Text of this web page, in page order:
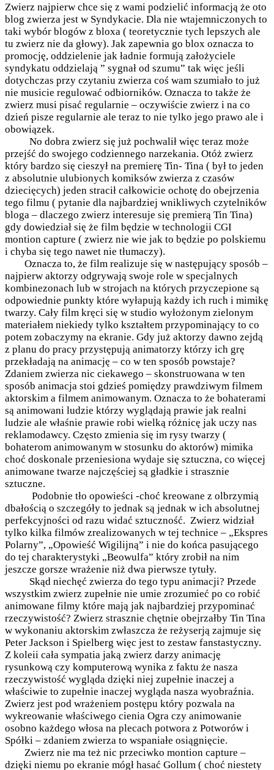
Zwierz najpierw chce się z wami podzielić informacją że oto
blog zwierza jest w Syndykacie. Dla nie wtajemniczonych to
taki wybór blogów z bloxa ( teoretycznie tych lepszych ale
tu zwierz nie da głowy). Jak zapewnia go blox oznacza to
promocję, oddzielenie jak ładnie formują założyciele
syndykatu oddzielają ” sygnał od szumu” tak więc jeśli
dotychczas przy czytaniu zwierza coś wam szumiało to już
nie musicie regulować odbiorników. Oznacza to także że
zwierz musi pisać regularnie – oczywiście zwierz i na co
dzień pisze regularnie ale teraz to nie tylko jego prawo ale i
obowiązek.
No dobra zwierz się już pochwalił więc teraz może
przejść do swojego codziennego narzekania. Otóż zwierz
który bardzo się cieszył na premierę Tin- Tina ( był to jeden
z absolutnie ulubionych komiksów zwierza z czasów
dziecięcych) jeden stracił całkowicie ochotę do obejrzenia
tego filmu ( pytanie dla najbardziej wnikliwych czytelników
bloga – dlaczego zwierz interesuje się premierą Tin Tina)
gdy dowiedział się że film będzie w technologii CGI
montion capture ( zwierz nie wie jak to będzie po polskiemu
i chyba się tego nawet nie tłumaczy).
Oznacza to, że film realizuje się w następujący sposób –
najpierw aktorzy odgrywają swoje role w specjalnych
kombinezonach lub w strojach na których przyczepione są
odpowiednie punkty które wyłapują każdy ich ruch i mimikę
twarzy. Cały film kręci się w studio wyłożonym zielonym
materiałem niekiedy tylko kształtem przypominający to co
potem zobaczymy na ekranie. Gdy już aktorzy dawno zejdą
z planu do pracy przystępują animatorzy którzy ich grę
przekładają na animację – co w ten sposób powstaje?
Zdaniem zwierza nic ciekawego – skonstruowana w ten
sposób animacja stoi gdzieś pomiędzy prawdziwym filmem
aktorskim a filmem animowanym. Oznacza to że bohaterami
są animowani ludzie którzy wyglądają prawie jak realni
ludzie ale właśnie prawie robi wielką różnicę jak uczy nas
reklamodawcy. Często zmienia się im rysy twarzy (
bohaterom animowanym w stosunku do aktorów) mimika
choć doskonale przeniesiona wydaje się sztuczna, co więcej
animowane twarze najczęściej są gładkie i strasznie
sztuczne.
Podobnie tło opowieści -choć kreowane z olbrzymią
dbałością o szczegóły to jednak są jednak w ich absolutnej
perfekcyjności od razu widać sztuczność. Zwierz widział
tylko kilka filmów zrealizowanych w tej technice – „Ekspres
Polarny”, „Opowieść Wigilijną” i nie do końca pasującego
do tej charakterystyki „Beowulfa” który zrobił na nim
jeszcze gorsze wrażenie niż dwa pierwsze tytuły.
Skąd niechęć zwierza do tego typu animacji? Przede
wszystkim zwierz zupełnie nie umie zrozumieć po co robić
animowane filmy które mają jak najbardziej przypominać
rzeczywistość? Zwierz strasznie chętnie obejrzałby Tin Tina
w wykonaniu aktorskim zwłaszcza że reżyserją zajmuje się
Peter Jackson i Spielberg więc jest to zestaw fanstastyczny.
Z koleii cała sympatia jaką zwierz darzy animację
rysunkową czy komputerową wynika z faktu że nasza
rzeczywistość wygląda dzięki niej zupełnie inaczej a
właściwie to zupełnie inaczej wygląda nasza wyobraźnia.
Zwierz jest pod wrażeniem postępu który pozwala na
wykreowanie właściwego cienia Ogra czy animowanie
osobno każdego włosa na plecach potwora z Potworów i
Spółki – zdaniem zwierza to wspaniałe osiągnięcie.
Zwierz nie ma też nic przeciwko montion capture –
dzięki niemu po ekranie mógł hasać Gollum ( choć niestety